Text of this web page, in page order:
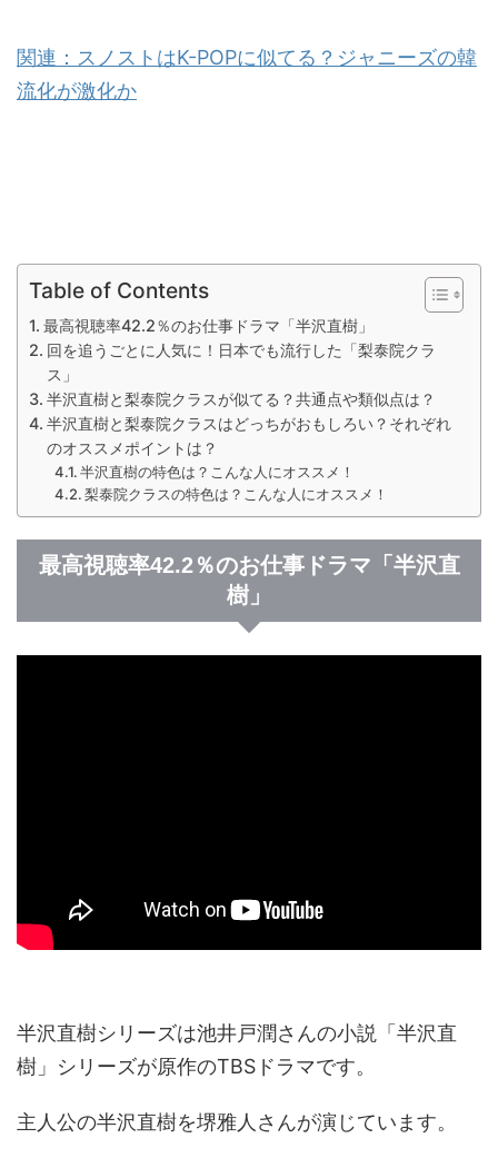
関連：スノストはK-POPに似てる？ジャニーズの韓
流化が激化か
Table of Contents
最高視聴率42.2％のお仕事ドラマ「半沢直樹」
回を追うごとに人気に！日本でも流行した「梨泰院クラ
ス」
半沢直樹と梨泰院クラスが似てる？共通点や類似点は？
半沢直樹と梨泰院クラスはどっちがおもしろい？それぞれ
のオススメポイントは？
半沢直樹の特色は？こんな人にオススメ！
梨泰院クラスの特色は？こんな人にオススメ！
最高視聴率42.2％のお仕事ドラマ「半沢直
樹」
半沢直樹シリーズは池井戸潤さんの小説「半沢直
樹」シリーズが原作のTBSドラマです。
主人公の半沢直樹を堺雅人さんが演じています。